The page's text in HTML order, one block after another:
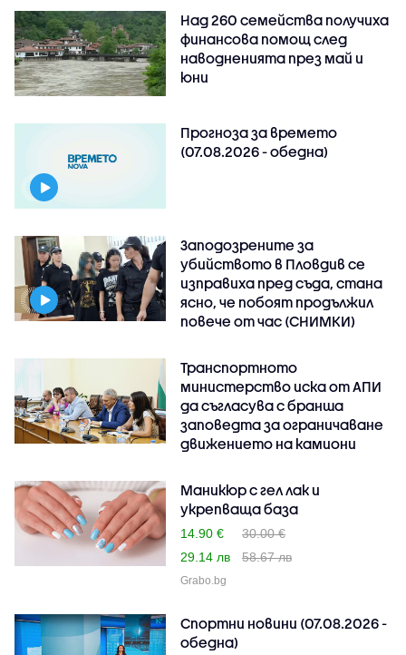
Над 260 семейства получиха
финансова помощ след
наводненията през май и
юни
Прогноза за времето
(07.08.2026 - обедна)
Заподозрените за
убийството в Пловдив се
изправиха пред съда, стана
ясно, че побоят продължил
повече от час (СНИМКИ)
Транспортното
министерство иска от АПИ
да съгласува с бранша
заповедта за ограничаване
движението на камиони
Маникюр с гел лак и
укрепваща база
14.90 €
30.00 €
29.14 лв
58.67 лв
Grabo.bg
Спортни новини (07.08.2026 -
обедна)